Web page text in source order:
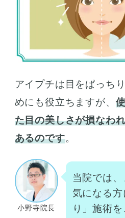
アイプチは目をぱっち
めにも役立ちますが、
た目の美しさが損なわ
あるのです。
小野寺院長
当院では
気になる
り」施術